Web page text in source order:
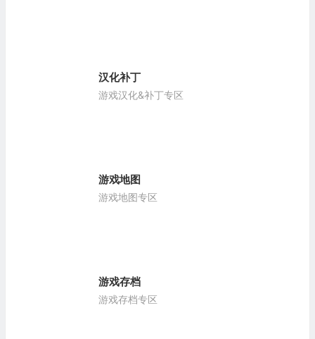
汉化补丁
游戏汉化&补丁专区
游戏地图
游戏地图专区
游戏存档
游戏存档专区